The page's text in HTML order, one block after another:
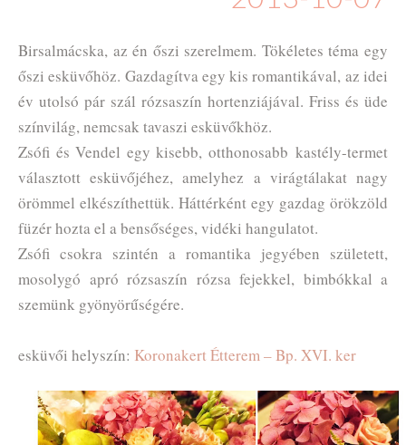
Birsalmácska, az én őszi szerelmem. Tökéletes téma egy
őszi esküvőhöz. Gazdagítva egy kis romantikával, az idei
év utolsó pár szál rózsaszín hortenziájával. Friss és üde
színvilág, nemcsak tavaszi esküvőkhöz.
Zsófi és Vendel egy kisebb, otthonosabb kastély-termet
választott esküvőjéhez, amelyhez a virágtálakat nagy
örömmel elkészíthettük. Háttérként egy gazdag örökzöld
füzér hozta el a bensőséges, vidéki hangulatot.
Zsófi csokra szintén a romantika jegyében született,
mosolygó apró rózsaszín rózsa fejekkel, bimbókkal a
szemünk gyönyörűségére.
esküvői helyszín: Koronakert Étterem – Bp. XVI. ker